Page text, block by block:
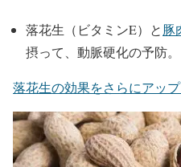
落花生（ビタミンE）と豚
摂って、動脈硬化の予防。
落花生の効果をさらにアッ